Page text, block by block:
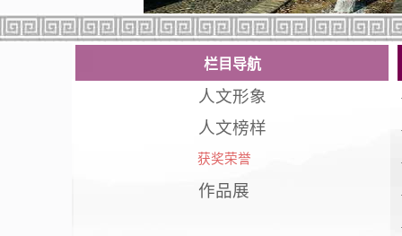
栏目导航
人文形象
人文榜样
获奖荣誉
作品展